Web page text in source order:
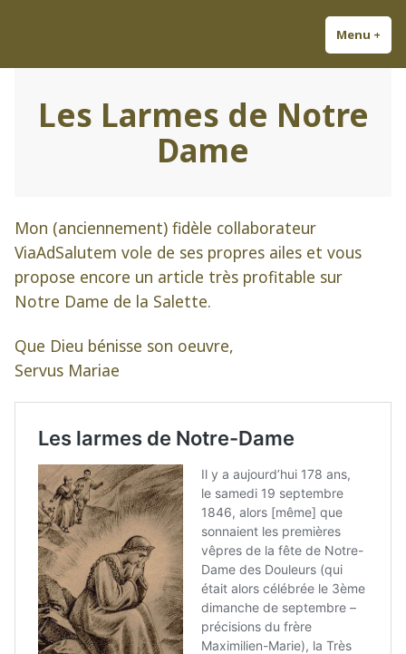
Découvrez Louis-Antoine ;
Chansonnier et Auteur
Menu +
Les Larmes de Notre
Dame
Mon (anciennement) fidèle collaborateur
ViaAdSalutem vole de ses propres ailes et vous
propose encore un article très profitable sur
Notre Dame de la Salette.
Que Dieu bénisse son oeuvre,
Servus Mariae